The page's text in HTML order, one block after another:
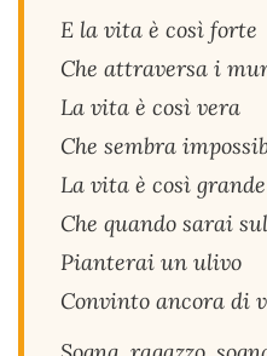
E la vita è così forte
Che attraversa i
La vita è così vera
Che sembra
La vita è così grande
Che quando sarai
Pianterai un ulivo
Convinto ancora di